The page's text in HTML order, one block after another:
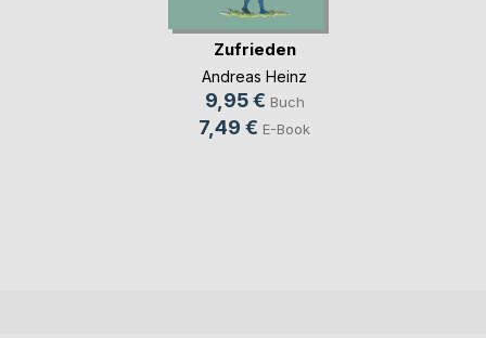
Zufrieden
Andreas Heinz
9,95 € Buch
7,49 € E-Book